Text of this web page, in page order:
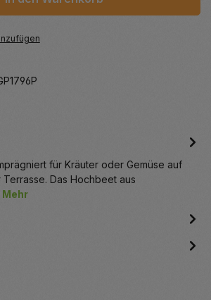
für Kräuter oder Gemüse auf
Das Hochbeet aus
Mehr